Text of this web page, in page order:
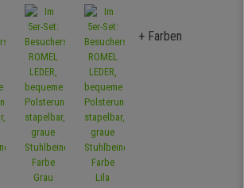
+ Farben